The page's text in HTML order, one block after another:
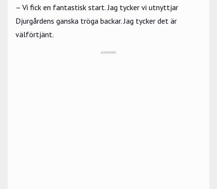
– Vi fick en fantastisk start. Jag tycker vi utnyttjar
Djurgårdens ganska tröga backar. Jag tycker det är
välförtjänt.
ANNONS